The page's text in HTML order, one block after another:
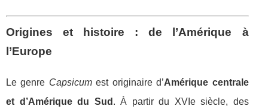
Origines et histoire : de l’Amérique à
l’Europe
Le genre Capsicumest originaire d’Amérique centrale
et d’Amérique du Sud . À partir du XVIe siècle, des